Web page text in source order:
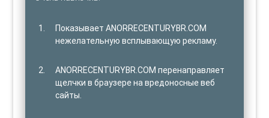
Показывает ANORRECENTURYBR.COM
нежелательную всплывающую рекламу.
ANORRECENTURYBR.COM перенаправляет
щелчки в браузере на вредоносные веб
сайты.